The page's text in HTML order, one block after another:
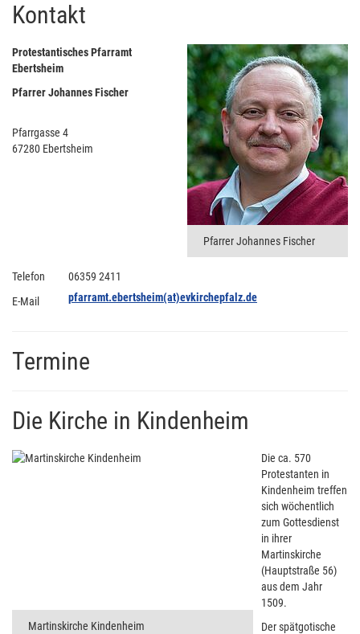
Kontakt
Pfarrer Johannes Fischer
Protestantisches Pfarramt
Ebertsheim
Pfarrer Johannes Fischer
Pfarrgasse 4
67280 Ebertsheim
Telefon
06359 2411
E-Mail
pfarramt.ebertsheim(at)evkirchepfalz.de
Termine
Die Kirche in Kindenheim
Martinskirche Kindenheim
Die ca. 570
Protestanten in
Kindenheim treffen
sich wöchentlich
zum Gottesdienst
in ihrer
Martinskirche
(Hauptstraße 56)
aus dem Jahr
1509.
Der spätgotische